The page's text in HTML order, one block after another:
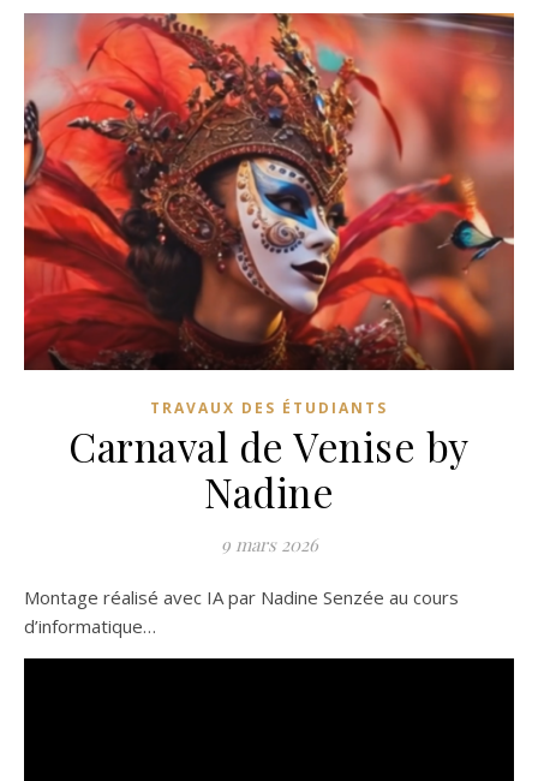
TRAVAUX DES ÉTUDIANTS
Carnaval de Venise by
Nadine
9 mars 2026
Montage réalisé avec IA par Nadine Senzée au cours
d’informatique…